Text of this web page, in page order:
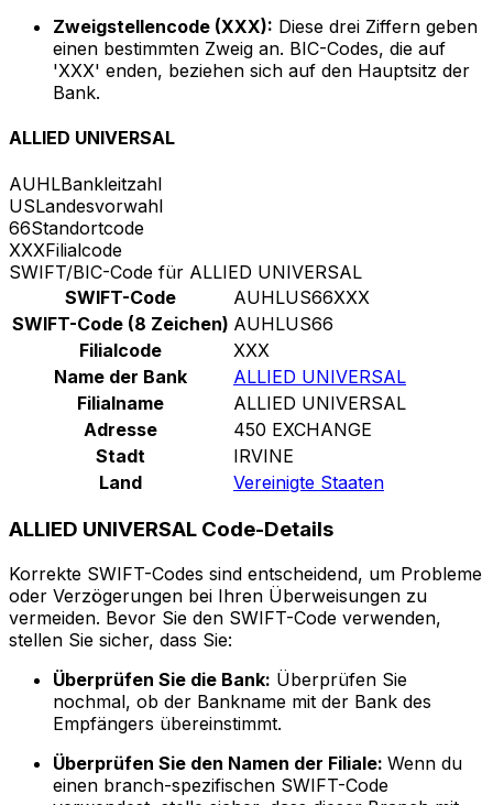
Zweigstellencode (XXX): Diese drei Ziffern geben
einen bestimmten Zweig an. BIC-Codes, die auf
'XXX' enden, beziehen sich auf den Hauptsitz der
Bank.
ALLIED UNIVERSAL
AUHLBankleitzahl
USLandesvorwahl
66Standortcode
XXXFilialcode
SWIFT/BIC-Code für ALLIED UNIVERSAL
SWIFT-Code
AUHLUS66XXX
SWIFT-Code (8 Zeichen) AUHLUS66
Filialcode
XXX
Name der Bank
ALLIED UNIVERSAL
Filialname
ALLIED UNIVERSAL
Adresse
450 EXCHANGE
Stadt
IRVINE
Land
Vereinigte Staaten
ALLIED UNIVERSAL Code-Details
Korrekte SWIFT-Codes sind entscheidend, um Probleme
oder Verzögerungen bei Ihren Überweisungen zu
vermeiden. Bevor Sie den SWIFT-Code verwenden,
stellen Sie sicher, dass Sie:
Überprüfen Sie die Bank: Überprüfen Sie
nochmal, ob der Bankname mit der Bank des
Empfängers übereinstimmt.
Überprüfen Sie den Namen der Filiale: Wenn du
einen branch-spezifischen SWIFT-Code